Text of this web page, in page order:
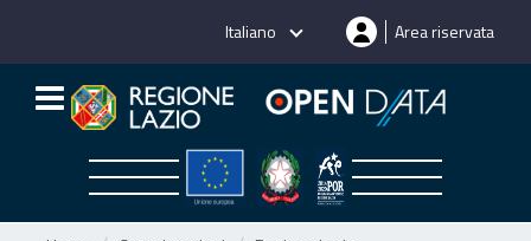
Italiano Area riservata